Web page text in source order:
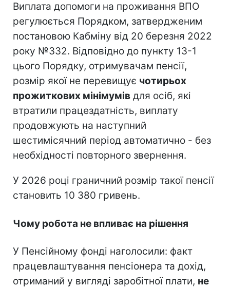
Виплата допомоги на проживання ВПО
регулюється Порядком, затвердженим
постановою Кабміну від 20 березня 2022
року №332. Відповідно до пункту 13-1
цього Порядку, отримувачам пенсії,
розмір якої не перевищує чотирьох
прожиткових мінімумів для осіб, які
втратили працездатність, виплату
продовжують на наступний
шестимісячний період автоматично - без
необхідності повторного звернення.
У 2026 році граничний розмір такої пенсії
становить 10 380 гривень.
Чому робота не впливає на рішення
У Пенсійному фонді наголосили: факт
працевлаштування пенсіонера та дохід,
отриманий у вигляді заробітної плати, не